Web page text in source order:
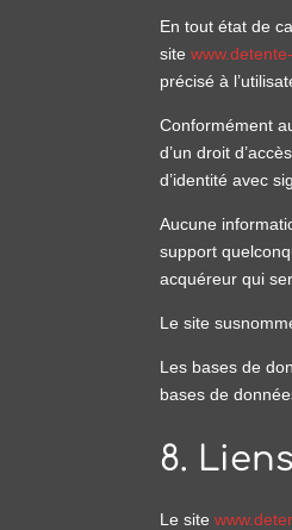
En tout état de
site
précisé à
Conformément
d’un droit
d’identité avec
Aucune
support
acquéreur qui
Le site
Les bases de
bases de
8.
Le site